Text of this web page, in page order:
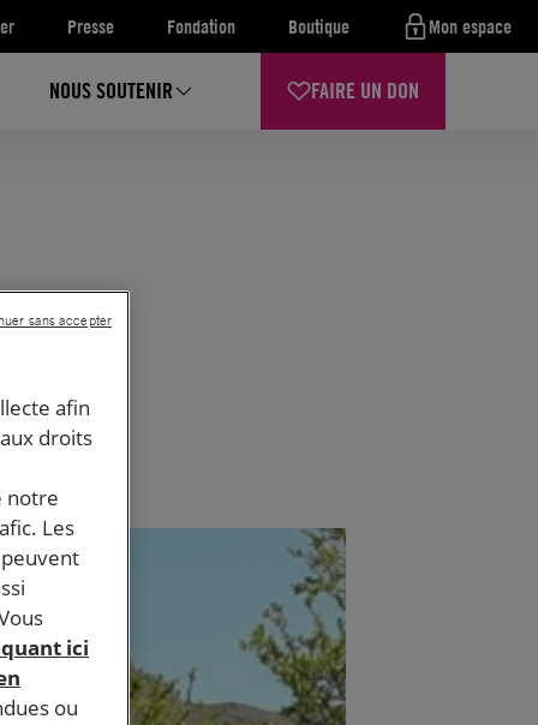
Presse Fondation Boutique Mon espace
NOUS SOUTENIR FAIRE UN DON
afin
droits
notre
Les
ici
ou
sans accepter